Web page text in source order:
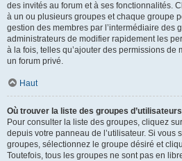
des invités au forum et à ses fonctionnalités.
à un ou plusieurs groupes et chaque groupe
gestion des membres par l’intermédiaire des
administrateurs de modifier rapidement les
à la fois, telles qu’ajouter des permissions de
un forum privé.
Haut
Où trouver la liste des groupes
Pour consulter la liste des groupes, cliquez
depuis votre panneau de l’utilisateur. Si vous
groupes, sélectionnez le groupe désiré et
Toutefois, tous les groupes ne sont pas en